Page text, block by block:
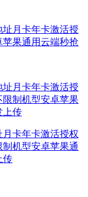
址月卡年卡激活授
果通用云端秒抢
月卡年卡激活授权
机型安卓苹果通
传